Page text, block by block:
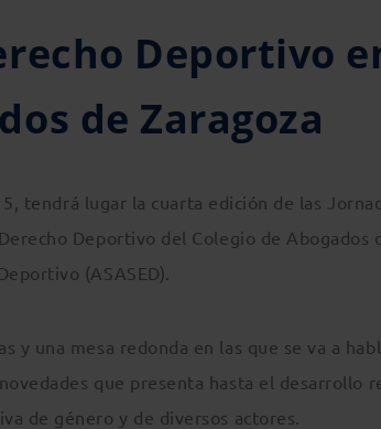
Deportivo
de Zaragoza
tendrá lugar la cuarta edición de las
Deportivo del Colegio de Abogados
(ASASED).
y una mesa redonda en las que se va a
que presenta hasta el desarrollo
de género y de diversos actores.